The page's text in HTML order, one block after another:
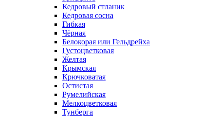
Кедровый стланик
Кедровая сосна
Гибкая
Чёрная
Белокорая или Гельдрейха
Густоцветковая
Желтая
Крымская
Крючковатая
Остистая
Румелийская
Мелкоцветковая
Тунберга